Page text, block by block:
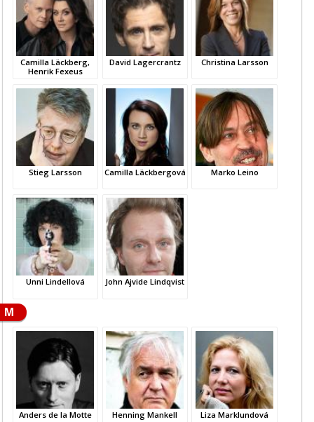
Camilla Läckberg,
Henrik Fexeus
David Lagercrantz Christina Larsson
Stieg Larsson Camilla Läckbergová Marko Leino
Unni Lindellová John Ajvide Lindqvist
M
Anders de la Motte Henning Mankell Liza Marklundová